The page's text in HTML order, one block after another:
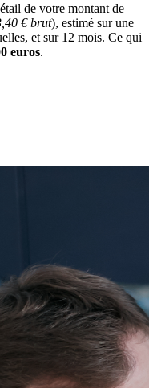
de votre montant de
€ brut), estimé sur une
et sur 12 mois. Ce qui
euros.